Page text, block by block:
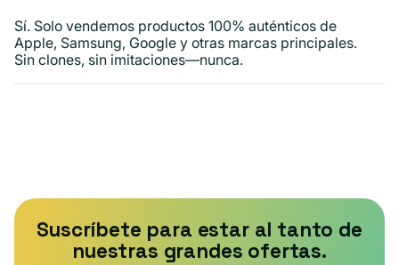
Sí. Solo vendemos productos 100% auténticos de
Apple, Samsung, Google y otras marcas principales.
Sin clones, sin imitaciones—nunca.
Suscríbete para estar al tanto de
nuestras grandes ofertas.